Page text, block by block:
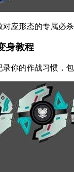
应形态的专属必
身教程
录你的作战习惯，